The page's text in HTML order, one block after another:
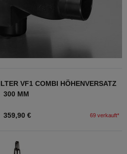
VF1 COMBI HÖHENVERSATZ
300 MM
359,90 € 69 verkauft*